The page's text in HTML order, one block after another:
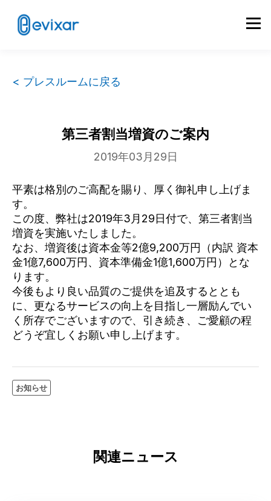
< プレスルームに戻る
第三者割当増資のご案内
2019年03月29日
平素は格別のご高配を賜り、厚く御礼申し上げま
す。
この度、弊社は2019年3月29日付で、第三者割当
増資を実施いたしました。
なお、増資後は資本金等2億9,200万円（内訳 資本
金1億7,600万円、資本準備金1億1,600万円）とな
ります。
今後もより良い品質のご提供を追及するととも
に、更なるサービスの向上を目指し一層励んでい
く所存でございますので、引き続き、ご愛顧の程
どうぞ宜しくお願い申し上げます。
お知らせ
関連ニュース